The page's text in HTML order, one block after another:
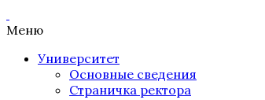
Меню
Университет
Основные сведения
Страничка ректора